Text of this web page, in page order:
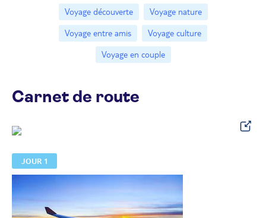
Voyage découverte
Voyage nature
Voyage entre amis
Voyage culture
Voyage en couple
Carnet de route
JOUR 1